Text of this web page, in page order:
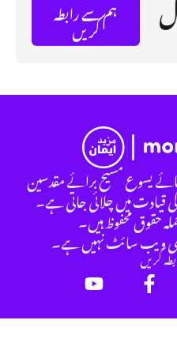
ہم سے رابطہ
کریں
یسوع مسیح برائے مقدسین
قیادت میں چلائی جاتی ہے۔
ویب سائٹ نہیں ہے۔کریں